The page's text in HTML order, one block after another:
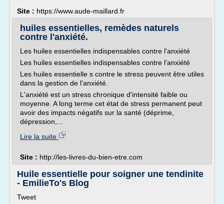
Site : https://www.aude-maillard.fr
huiles essentielles, remèdes naturels
contre l'anxiété.
Les huiles essentielles indispensables contre l'anxiété
Les huiles essentielles indispensables contre l'anxiété
Les huiles essentielle s contre le stress peuvent être utiles
dans la gestion de l'anxiété.
L'anxiété est un stress chronique d'intensité faible ou
moyenne. A long terme cet état de stress permanent peut
avoir des impacts négatifs sur la santé (déprime,
dépression,...
Lire la suite
Site : http://les-livres-du-bien-etre.com
Huile essentielle pour soigner une tendinite
- EmilieTo's Blog
Tweet